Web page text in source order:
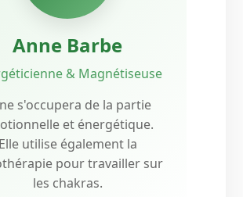
Anne Barbe
& Magnétiseuse
s'occupera de la partie
et énergétique.
Elle utilise également la
pour travailler sur
les chakras.